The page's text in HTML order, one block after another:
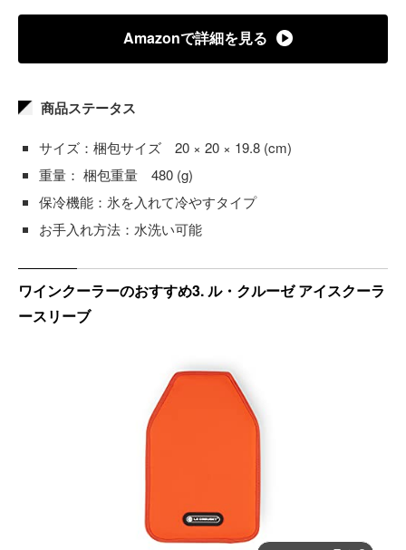
Amazonで詳細を見る
商品ステータス
サイズ：梱包サイズ 20 × 20 × 19.8 (cm)
重量： 梱包重量 480 (g)
保冷機能：氷を入れて冷やすタイプ
お手入れ方法：水洗い可能
ワインクーラーのおすすめ3. ル・クルーゼ アイスクーラ
ースリーブ